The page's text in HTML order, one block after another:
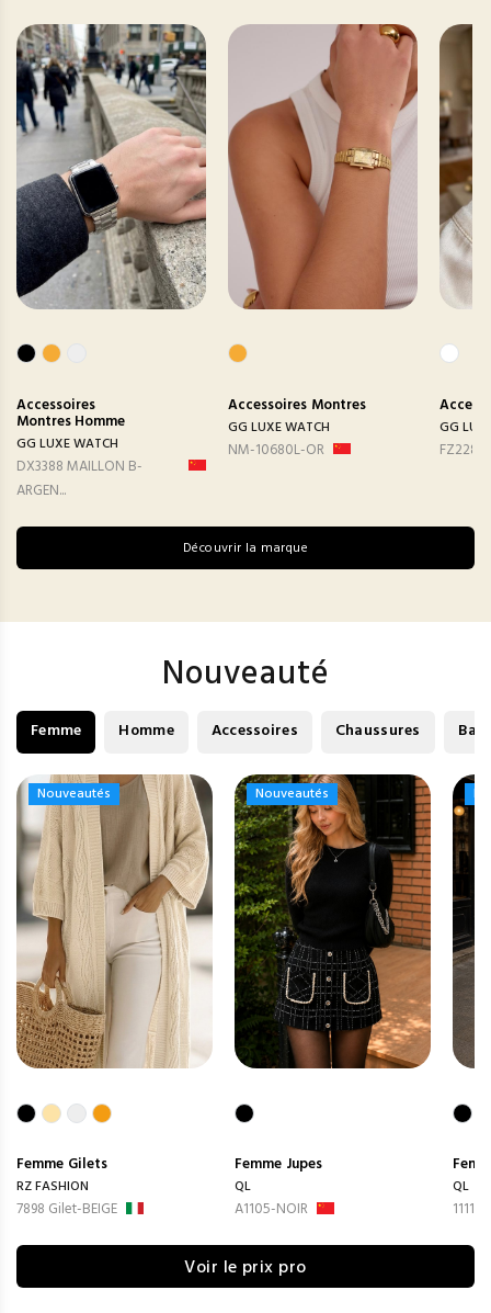
Accessoires
Montres Homme
GG LUXE WATCH
DX3388 MAILLON B-
ARGEN...
Accessoires Montres
GG LUXE WATCH
NM-10680L-OR
GG
FZ2282
Découvrir la marque
Nouveauté
Femme Homme Accessoires Chaussures
Nouveautés
Nouveautés
Femme Gilets
RZ FASHION
7898 Gilet-BEIGE
Nouveautés
Nouveautés
Femme Jupes
QL
A1105-NOIR
QL
1111-
Voir le prix pro